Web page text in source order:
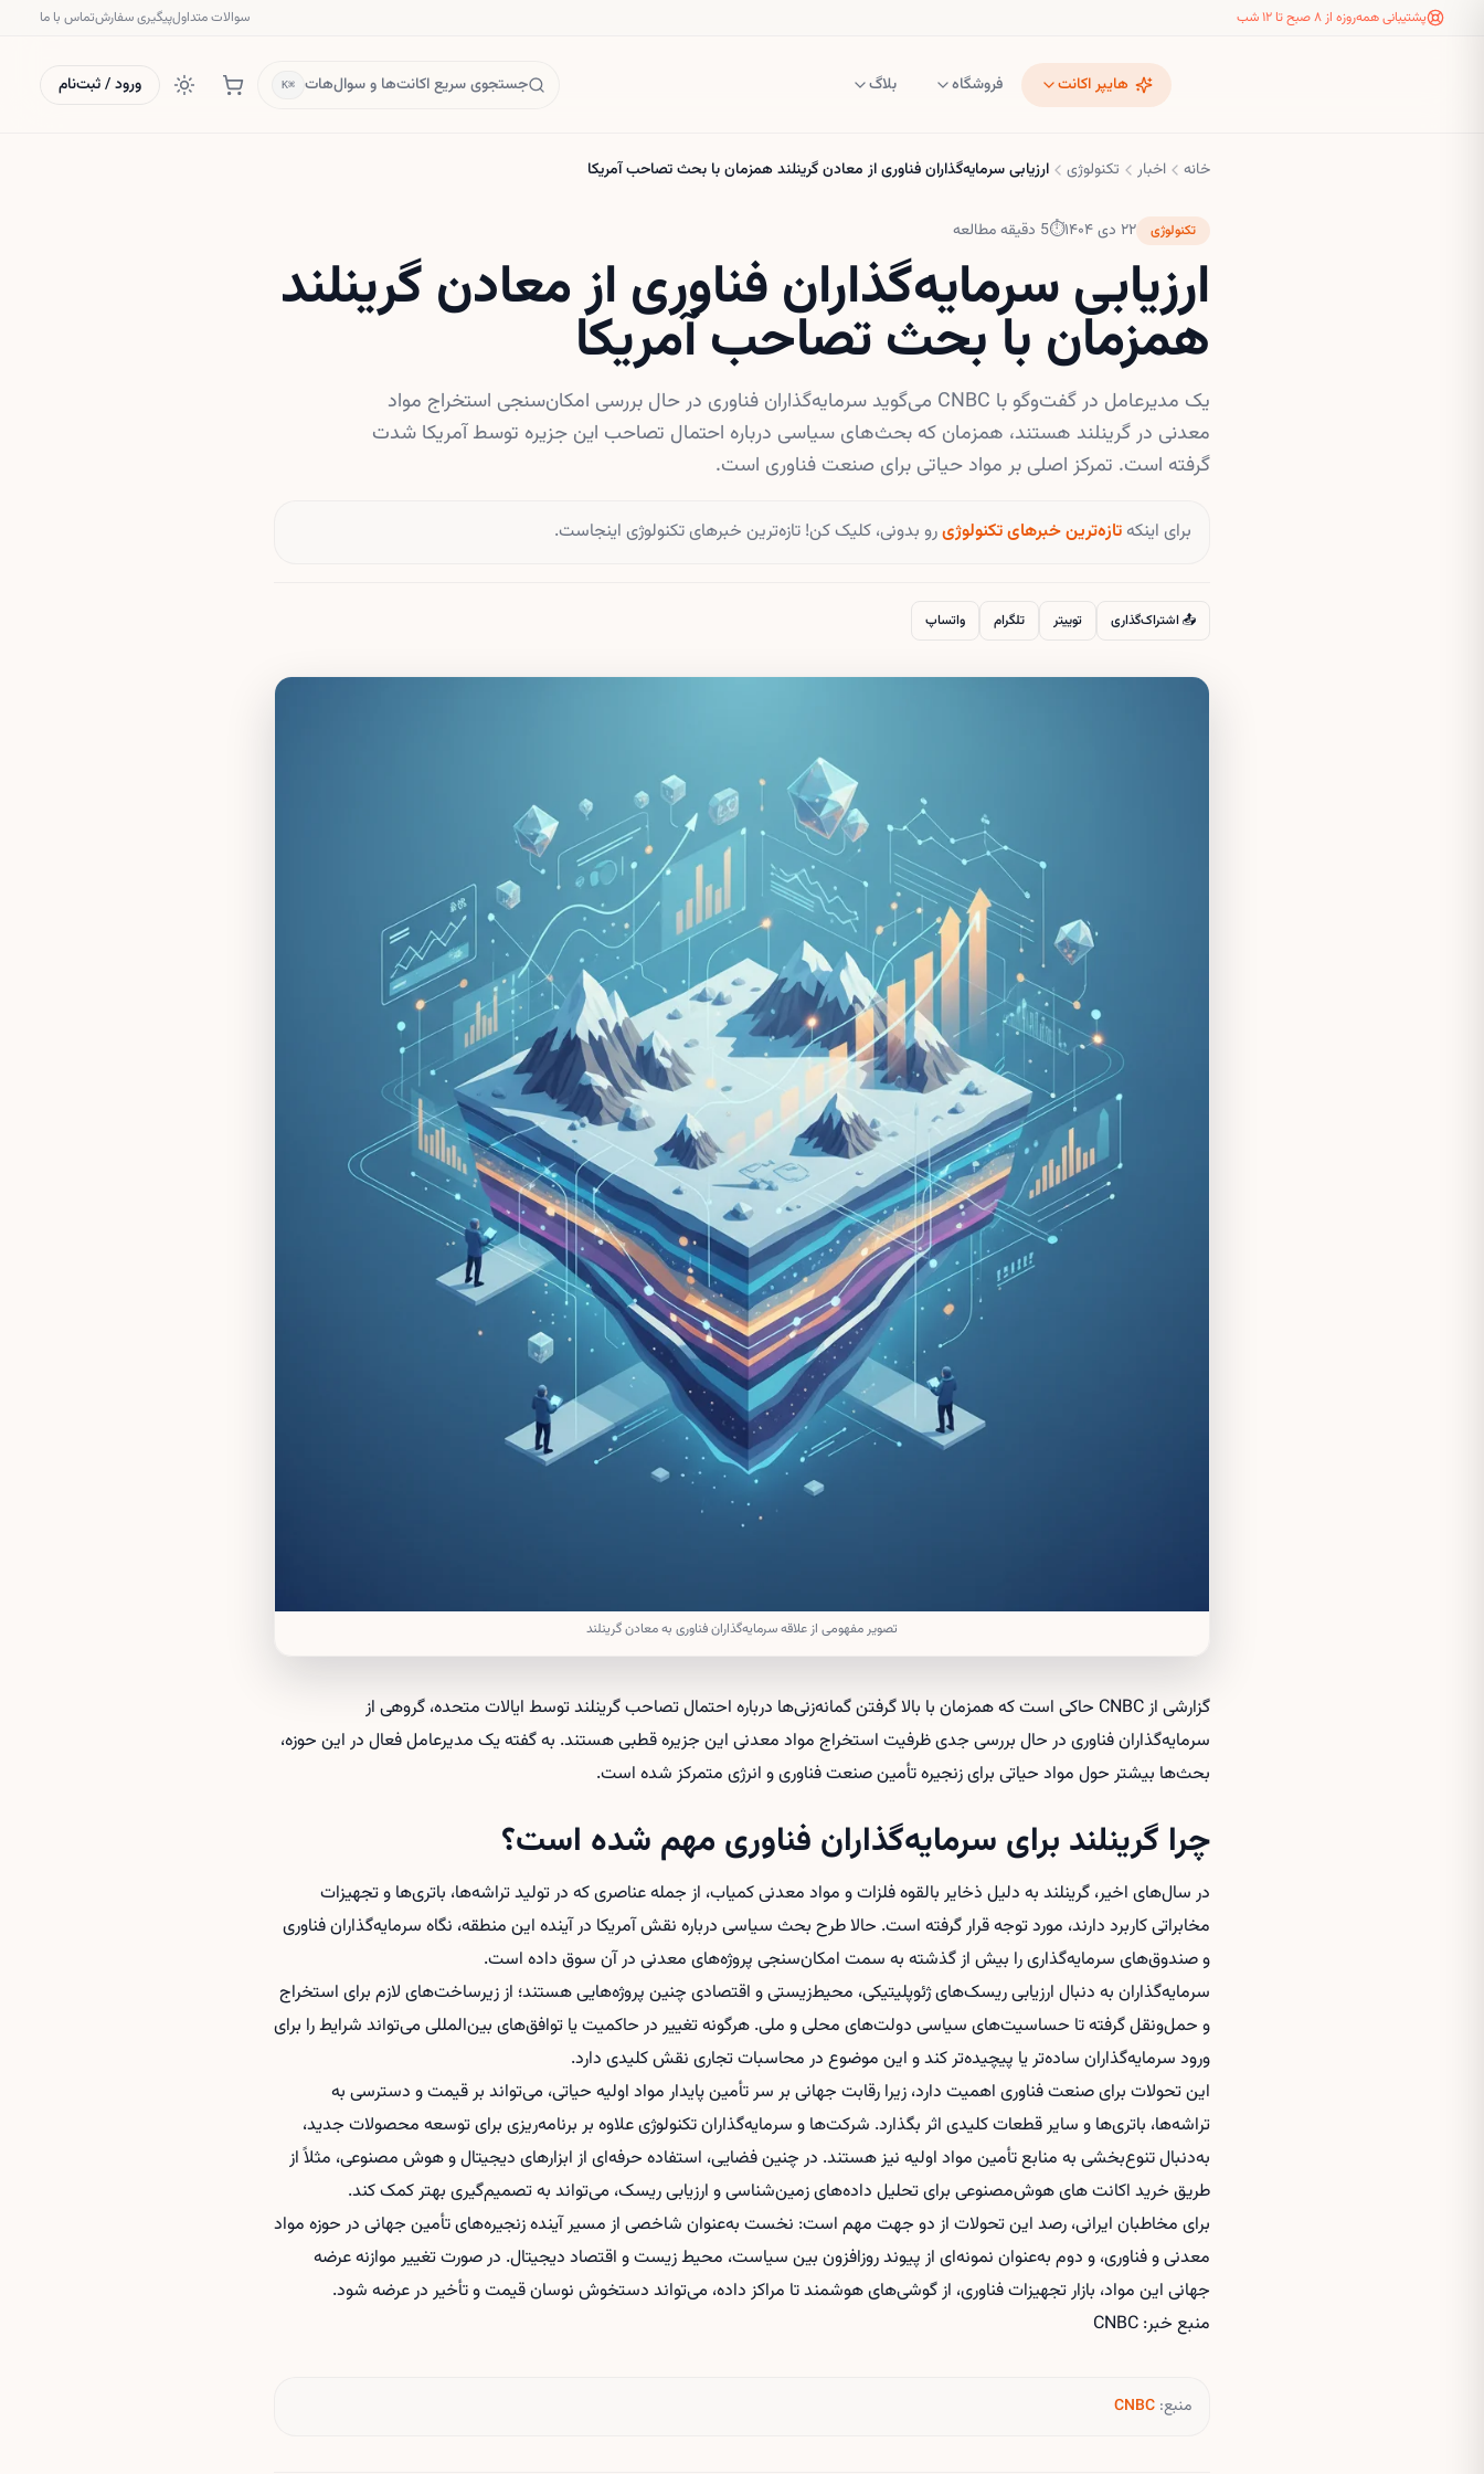
پشتیبانی همه‌روزه از ۸ صبح تا ۱۲ شب سوالات متداولپیگیری سفارشتماس با ما
هایپر اکانت فروشگاه بلاگ جستجوی سریع اکانت‌ها و سوال‌هات ⌘K ورود / ثبت‌نام
خانه اخبار تکنولوژی ارزیابی سرمایه‌گذاران فناوری از معادن گرینلند همزمان با بحث تصاحب آمریکا
تکنولوژی ۲۲ دی ۱۴۰۴ ⏱
5 دقیقه مطالعه
ارزیابی سرمایه‌گذاران فناوری از معادن گرینلند
همزمان با بحث تصاحب آمریکا
یک مدیرعامل در گفت‌وگو با CNBC می‌گوید سرمایه‌گذاران فناوری در حال بررسی امکان‌سنجی استخراج مواد
معدنی در گرینلند هستند، همزمان که بحث‌های سیاسی درباره احتمال تصاحب این جزیره توسط آمریکا شدت
گرفته است. تمرکز اصلی بر مواد حیاتی برای صنعت فناوری است.
برای اینکهتازه‌ترین خبرهای تکنولوژیرو بدونی، کلیک کن! تازه‌ترین خبرهای تکنولوژی اینجاست.
📤 اشتراک‌گذاری توییتر تلگرام واتساپ
تصویر مفهومی از علاقه سرمایه‌گذاران فناوری به معادن گرینلند
گزارشی از CNBC حاکی است که همزمان با بالا گرفتن گمانه‌زنی‌ها درباره احتمال تصاحب گرینلند توسط ایالات متحده، گروهی از
سرمایه‌گذاران فناوری در حال بررسی جدی ظرفیت استخراج مواد معدنی این جزیره قطبی هستند. به گفته یک مدیرعامل فعال در این حوزه،
بحث‌ها بیشتر حول مواد حیاتی برای زنجیره تأمین صنعت فناوری و انرژی متمرکز شده است.
چرا گرینلند برای سرمایه‌گذاران فناوری مهم شده است؟
در سال‌های اخیر، گرینلند به دلیل ذخایر بالقوه فلزات و مواد معدنی کمیاب، از جمله عناصری که در تولید تراشه‌ها، باتری‌ها و تجهیزات
مخابراتی کاربرد دارند، مورد توجه قرار گرفته است. حالا طرح بحث سیاسی درباره نقش آمریکا در آینده این منطقه، نگاه سرمایه‌گذاران فناوری
و صندوق‌های سرمایه‌گذاری را بیش از گذشته به سمت امکان‌سنجی پروژه‌های معدنی در آن سوق داده است.
سرمایه‌گذاران به دنبال ارزیابی ریسک‌های ژئوپلیتیکی، محیط‌زیستی و اقتصادی چنین پروژه‌هایی هستند؛ از زیرساخت‌های لازم برای استخراج
و حمل‌ونقل گرفته تا حساسیت‌های سیاسی دولت‌های محلی و ملی. هرگونه تغییر در حاکمیت یا توافق‌های بین‌المللی می‌تواند شرایط را برای
ورود سرمایه‌گذاران ساده‌تر یا پیچیده‌تر کند و این موضوع در محاسبات تجاری نقش کلیدی دارد.
این تحولات برای صنعت فناوری اهمیت دارد، زیرا رقابت جهانی بر سر تأمین پایدار مواد اولیه حیاتی، می‌تواند بر قیمت و دسترسی به
تراشه‌ها، باتری‌ها و سایر قطعات کلیدی اثر بگذارد. شرکت‌ها و سرمایه‌گذاران تکنولوژی علاوه بر برنامه‌ریزی برای توسعه محصولات جدید،
به‌دنبال تنوع‌بخشی به منابع تأمین مواد اولیه نیز هستند. در چنین فضایی، استفاده حرفه‌ای از ابزارهای دیجیتال و هوش مصنوعی، مثلاً از
طریق خرید اکانت های هوش‌مصنوعی برای تحلیل داده‌های زمین‌شناسی و ارزیابی ریسک، می‌تواند به تصمیم‌گیری بهتر کمک کند.
برای مخاطبان ایرانی، رصد این تحولات از دو جهت مهم است: نخست به‌عنوان شاخصی از مسیر آینده زنجیره‌های تأمین جهانی در حوزه مواد
معدنی و فناوری، و دوم به‌عنوان نمونه‌ای از پیوند روزافزون بین سیاست، محیط زیست و اقتصاد دیجیتال. در صورت تغییر موازنه عرضه
جهانی این مواد، بازار تجهیزات فناوری، از گوشی‌های هوشمند تا مراکز داده، می‌تواند دستخوش نوسان قیمت و تأخیر در عرضه شود.
منبع خبر: CNBC
منبع: CNBC